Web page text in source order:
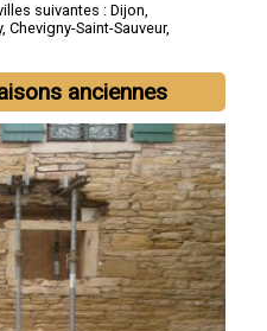
suivantes : Dijon,
, Chevigny-Saint-Sauveur,
anciennes